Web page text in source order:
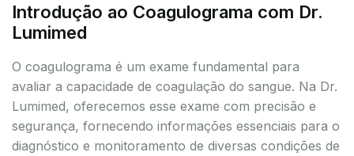
Introdução ao Coagulograma com Dr.
Lumimed
O coagulograma é um exame fundamental para
avaliar a capacidade de coagulação do sangue. Na Dr.
Lumimed, oferecemos esse exame com precisão e
segurança, fornecendo informações essenciais para o
diagnóstico e monitoramento de diversas condições de